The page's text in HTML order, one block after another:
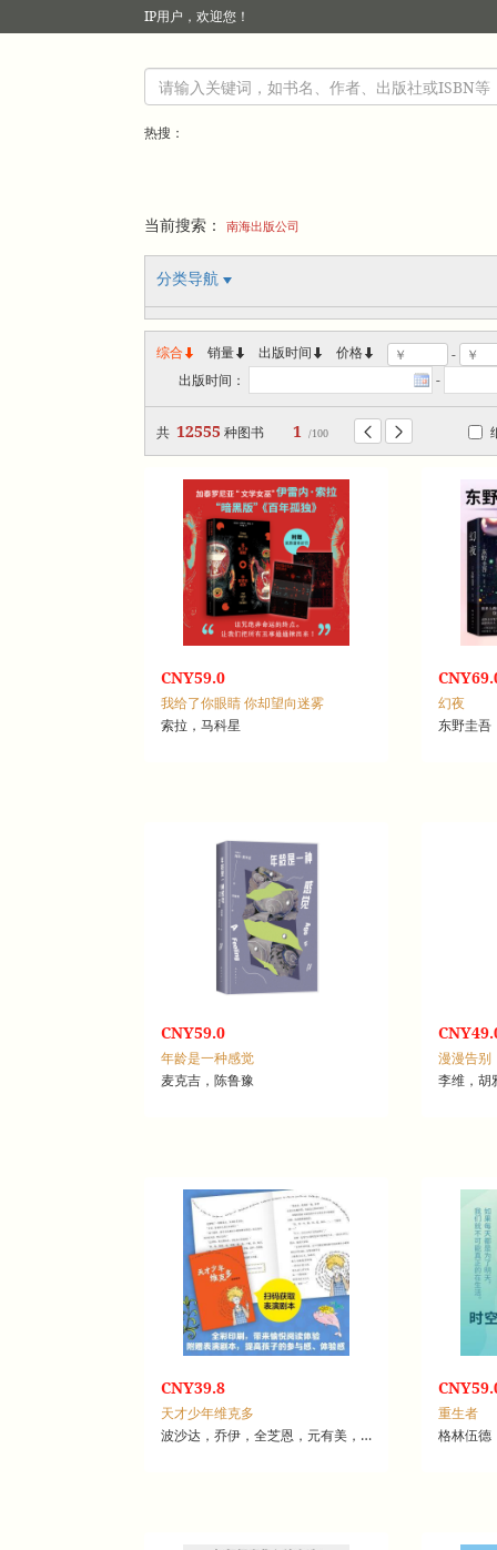
IP用户，欢迎您！
热搜：
当前搜索： 南海出版公司
分类导航
综合 销量 出版时间  价格
-
出版时间：
-
共 12555 种图书 1 /100  
CNY59.0
我给了你眼睛 你却望向迷雾
索拉，马科星
幻夜
东野圭吾
CNY59.0
年龄是一种感觉
麦克吉，陈鲁豫
漫漫告别
李维，胡
CNY39.8
天才少年维克多
波沙达，乔伊，全芝恩，元有美，李玉景
重生者
格林伍德